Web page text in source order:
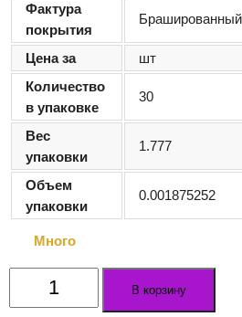
Фактура
покрытия
Брашированный
Цена за
шт
Количество
в упаковке
30
Вес
упаковки
1.777
Объем
упаковки
0.001875252
Много
Количество
товара
В корзину